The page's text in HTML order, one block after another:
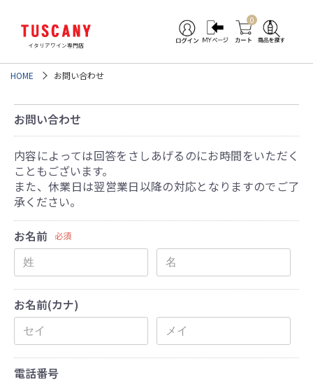
イタリアワイン専門店
0
HOME お問い合わせ
お問い合わせ
内容によっては回答をさしあげるのにお時間をいただく
こともございます。
また、休業日は翌営業日以降の対応となりますのでご了
承ください。
お名前 必須
お名前(カナ)
電話番号